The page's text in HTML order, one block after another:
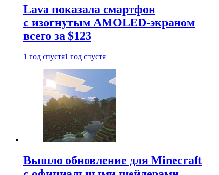
Lava показала смартфон
с изогнутым AMOLED-экраном
всего за $123
1 год спустя1 год спустя
Вышло обновление для Minecraft